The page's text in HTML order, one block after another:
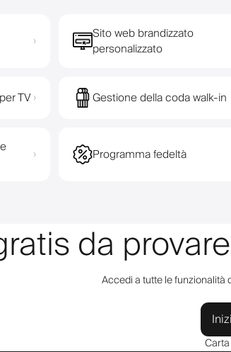
›
Sito web brandizzato
personalizzato
TV› Gestione della coda walk-in
› Programma fedeltà
da
Accedi a tutte le